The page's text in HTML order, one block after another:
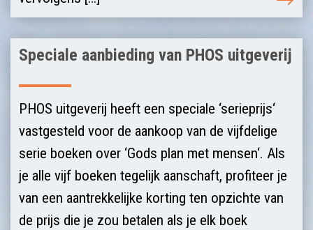
Speciale aanbieding van PHOS uitgeverij
PHOS uitgeverij heeft een speciale ‘serieprijs‘
vastgesteld voor de aankoop van de vijfdelige
serie boeken over ‘Gods plan met mensen‘. Als
je alle vijf boeken tegelijk aanschaft, profiteer je
van een aantrekkelijke korting ten opzichte van
de prijs die je zou betalen als je elk boek